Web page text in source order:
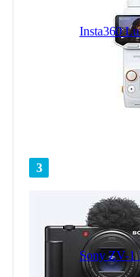
Insta360
3
Sony ZV-1